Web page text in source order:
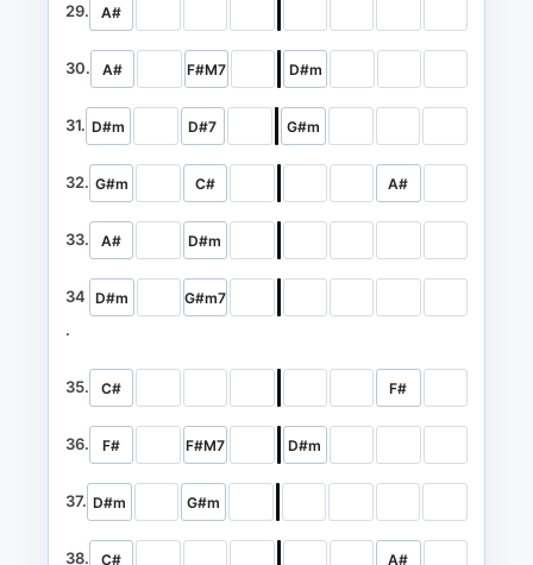
29. A#
30. A# F#M7 D#m
31. D#m D#7 G#m
32. G#m C# A#
33. A# D#m
34
.
D#m G#m7
35. C# F#
36. F# F#M7 D#m
37. D#m G#m
38. C# A#